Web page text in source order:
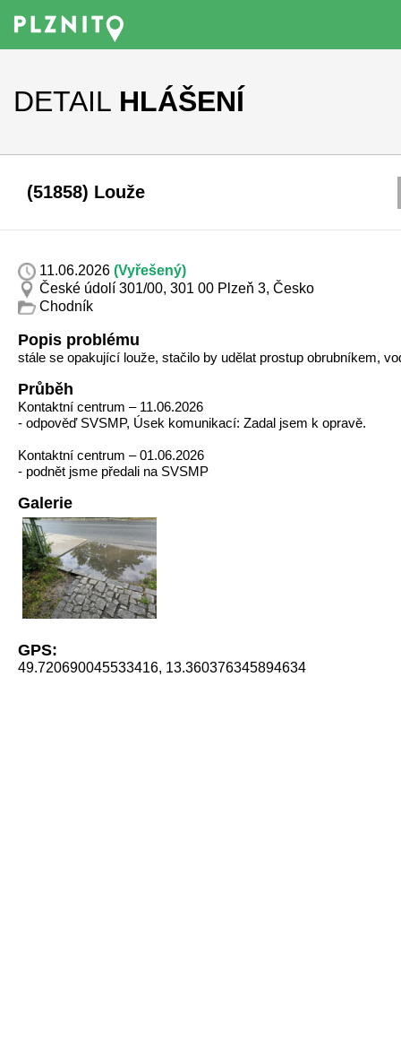
DETAIL HLÁŠENÍ
(51858) Louže
11.06.2026 (Vyřešený)
České údolí 301/00, 301 00 Plzeň 3, Česko
Chodník
Popis problému
stále se opakující louže, stačilo by udělat prostup obrubníkem,
Průběh
Kontaktní centrum – 11.06.2026
- odpověď SVSMP, Úsek komunikací: Zadal jsem k opravě.
Kontaktní centrum – 01.06.2026
- podnět jsme předali na SVSMP
Galerie
GPS:
49.720690045533416, 13.360376345894634